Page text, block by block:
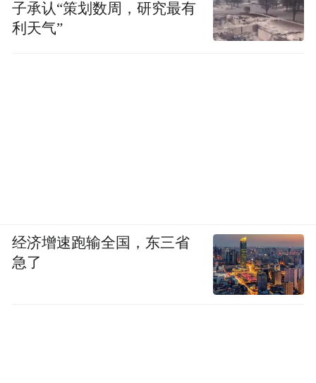
子承认“策划数周，研究最有
利天气”
经济增速跑输全国，东三省
急了